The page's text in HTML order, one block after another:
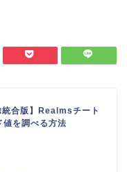
合版】Realmsチート
値を調べる方法